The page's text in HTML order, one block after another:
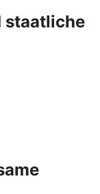
staatliche